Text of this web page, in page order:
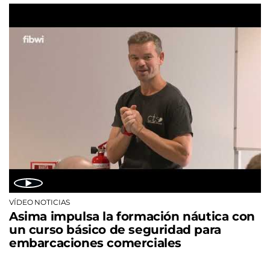
VÍDEO NOTICIAS
Asima impulsa la formación náutica con
un curso básico de seguridad para
embarcaciones comerciales